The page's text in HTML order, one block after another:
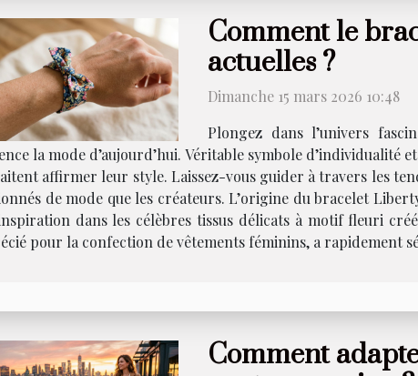
Comment le
actuelles ?
Dimanche 15 mars 2026 10:48
Plongez dans l’univers
la mode d’aujourd’hui. Véritable symbole
affirmer leur style. Laissez-vous guider à travers les
de mode que les créateurs. L’origine du bracelet
dans les célèbres tissus délicats à motif fleuri
pour la confection de vêtements féminins, a rapidement
Comment